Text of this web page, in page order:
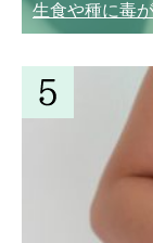
生食や種に毒